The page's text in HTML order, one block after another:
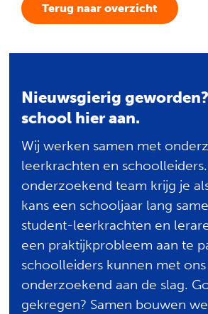
Terug naar overzicht
Nieuwsgierig
school hier aan.
Wij werken samen met
leerkrachten en
onderzoekend team krijg je
kans een schooljaar lang
student-leerkrachten en
een praktijkprobleem aan te
schoolleiders kunnen met ons
onderzoekend aan de slag.
gekregen? Samen bouwen